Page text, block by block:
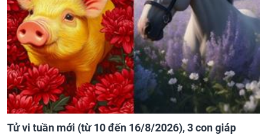
Tử vi tuần mới (từ 10 đến 16/8/2026), 3 con giáp